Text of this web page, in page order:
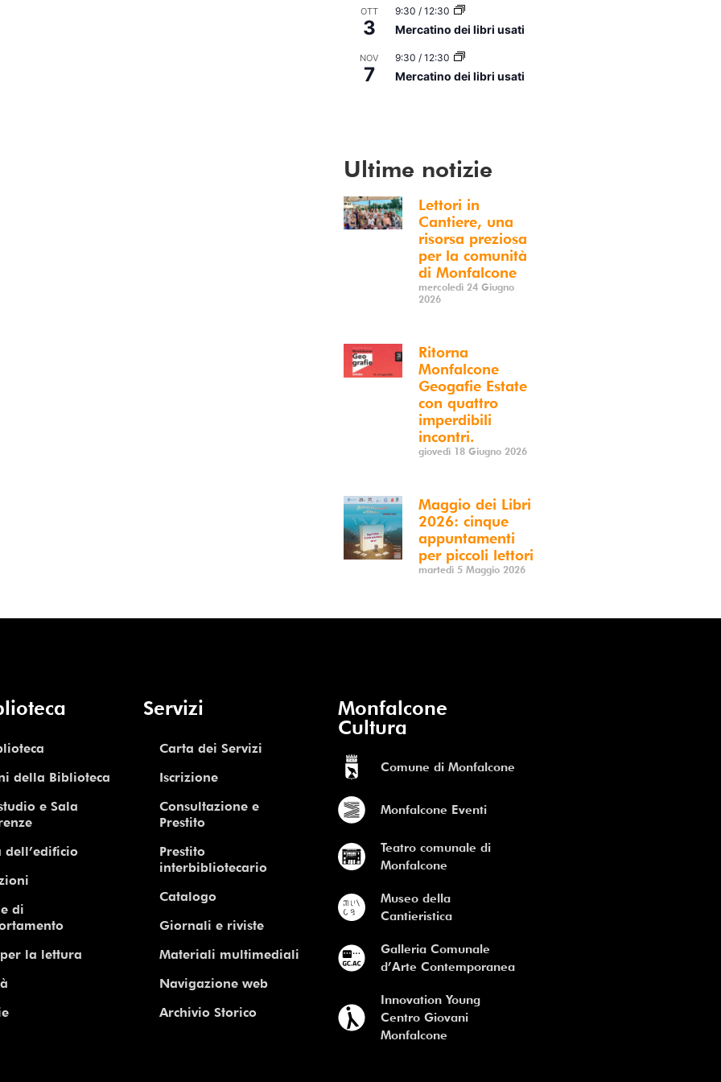
OTT
3
9:30 / 12:30
Mercatino dei libri usati
NOV
7
9:30 / 12:30
Mercatino dei libri usati
Ultime notizie
Lettori in
Cantiere, una
risorsa preziosa
per la comunità
di Monfalcone
mercoledì 24 Giugno
2026
Ritorna
Monfalcone
Geogafie Estate
con quattro
imperdibili
incontri.
giovedì 18 Giugno 2026
Maggio dei Libri
2026: cinque
appuntamenti
per piccoli lettori
martedì 5 Maggio 2026
della Biblioteca
e Sala
dell’edificio
di
la lettura
Servizi
Carta dei Servizi
Iscrizione
Consultazione e
Prestito
Prestito
interbibliotecario
Catalogo
Giornali e riviste
Materiali multimediali
Navigazione web
Archivio Storico
Monfalcone
Cultura
Comune di Monfalcone
Monfalcone Eventi
Teatro comunale di
Monfalcone
Museo della
Cantieristica
Galleria Comunale
d’Arte Contemporanea
Innovation Young
Centro Giovani
Monfalcone